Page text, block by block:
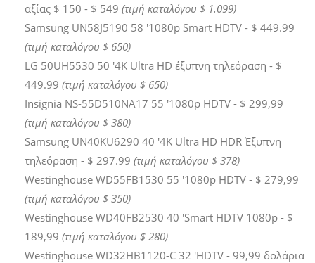
αξίας $ 150 - $ 549 (τιμή καταλόγου $ 1.099)
Samsung UN58J5190 58 '1080p Smart HDTV - $ 449.99
(τιμή καταλόγου $ 650)
LG 50UH5530 50 '4Κ Ultra HD έξυπνη τηλεόραση - $
449.99 (τιμή καταλόγου $ 650)
Insignia NS-55D510NA17 55 '1080p HDTV - $ 299,99
(τιμή καταλόγου $ 380)
Samsung UN40KU6290 40 '4Κ Ultra HD HDR Έξυπνη
τηλεόραση - $ 297.99 (τιμή καταλόγου $ 378)
Westinghouse WD55FB1530 55 '1080p HDTV - $ 279,99
(τιμή καταλόγου $ 350)
Westinghouse WD40FB2530 40 'Smart HDTV 1080p - $
189,99 (τιμή καταλόγου $ 280)
Westinghouse WD32HB1120-C 32 'HDTV - 99,99 δολάρια